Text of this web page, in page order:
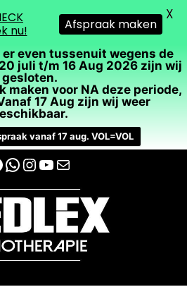
er even tussenuit wegens de
juli t/m 16 Aug 2026 zijn wij
gesloten.
maken voor NA deze periode,
17 Aug zijn wij weer
vanaf 17 aug. VOL=VOL
WhatsApp
Instagram
YouTube
E-mail
nu! Afspraak maken
X